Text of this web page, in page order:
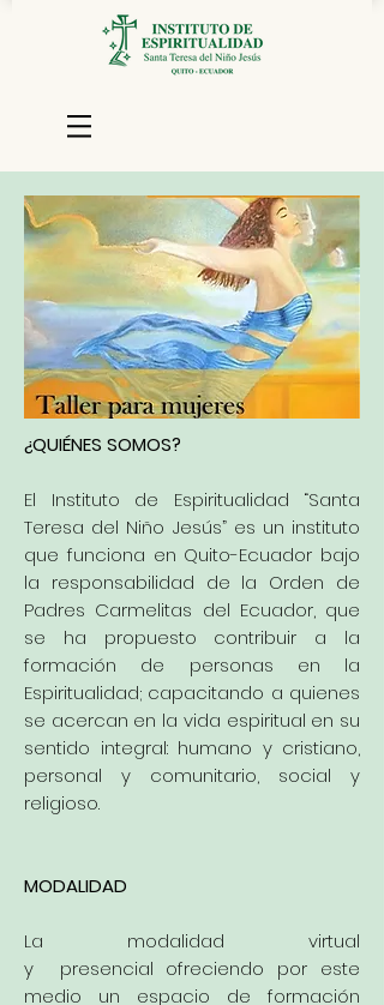
¿QUIÉNES SOMOS?
El Instituto de Espiritualidad “Santa
Teresa del Niño Jesús” es un instituto
que funciona en Quito-Ecuador bajo
la responsabilidad de la Orden de
Padres Carmelitas del Ecuador, que
se ha propuesto contribuir a la
formación de personas en la
Espiritualidad; capacitando a quienes
se acercan en la vida espiritual en su
sentido integral: humano y cristiano,
personal y comunitario, social y
religioso.
MODALIDAD
La modalidad virtual
y
presencial ofreciendo por este
medio un espacio de formación